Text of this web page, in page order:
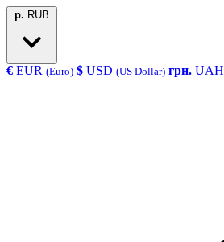
р. RUB
€ EUR (Euro) $ USD (US Dollar) грн. UAH